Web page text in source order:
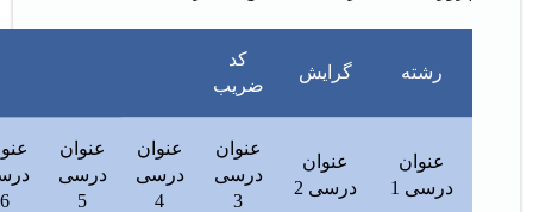
رشته گرایش
کد
ضریب
عنوان
درسی 1
عنوان
درسی 2
عنوان
درسی
3
عنوان
درسی
4
عنوان
درسی
5
6